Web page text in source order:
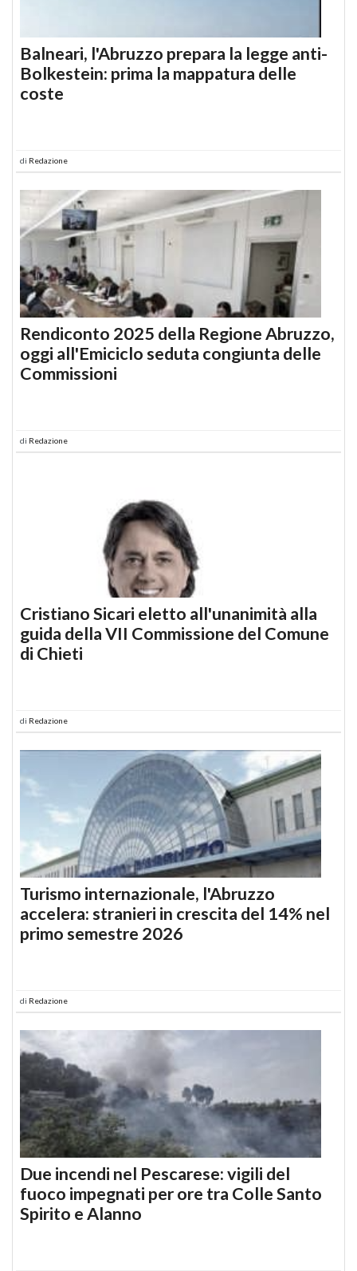
Balneari, l'Abruzzo prepara la legge anti-
Bolkestein: prima la mappatura delle
coste
di Redazione
Rendiconto 2025 della Regione Abruzzo,
oggi all'Emiciclo seduta congiunta delle
Commissioni
di Redazione
Cristiano Sicari eletto all'unanimità alla
guida della VII Commissione del Comune
di Chieti
di Redazione
Turismo internazionale, l'Abruzzo
accelera: stranieri in crescita del 14% nel
primo semestre 2026
di Redazione
Due incendi nel Pescarese: vigili del
fuoco impegnati per ore tra Colle Santo
Spirito e Alanno